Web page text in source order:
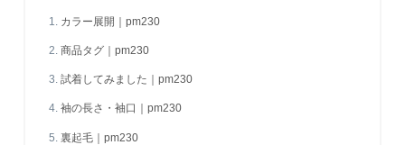
カラー展開｜pm230
商品タグ｜pm230
試着してみました｜pm230
袖の長さ・袖口｜pm230
裏起毛｜pm230